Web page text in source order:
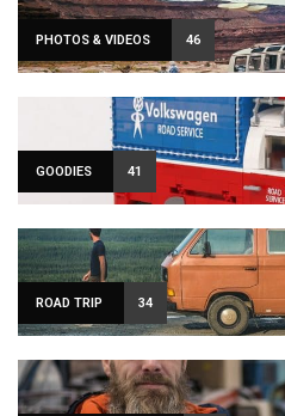
PHOTOS & VIDEOS 46
GOODIES 41
ROAD TRIP 34